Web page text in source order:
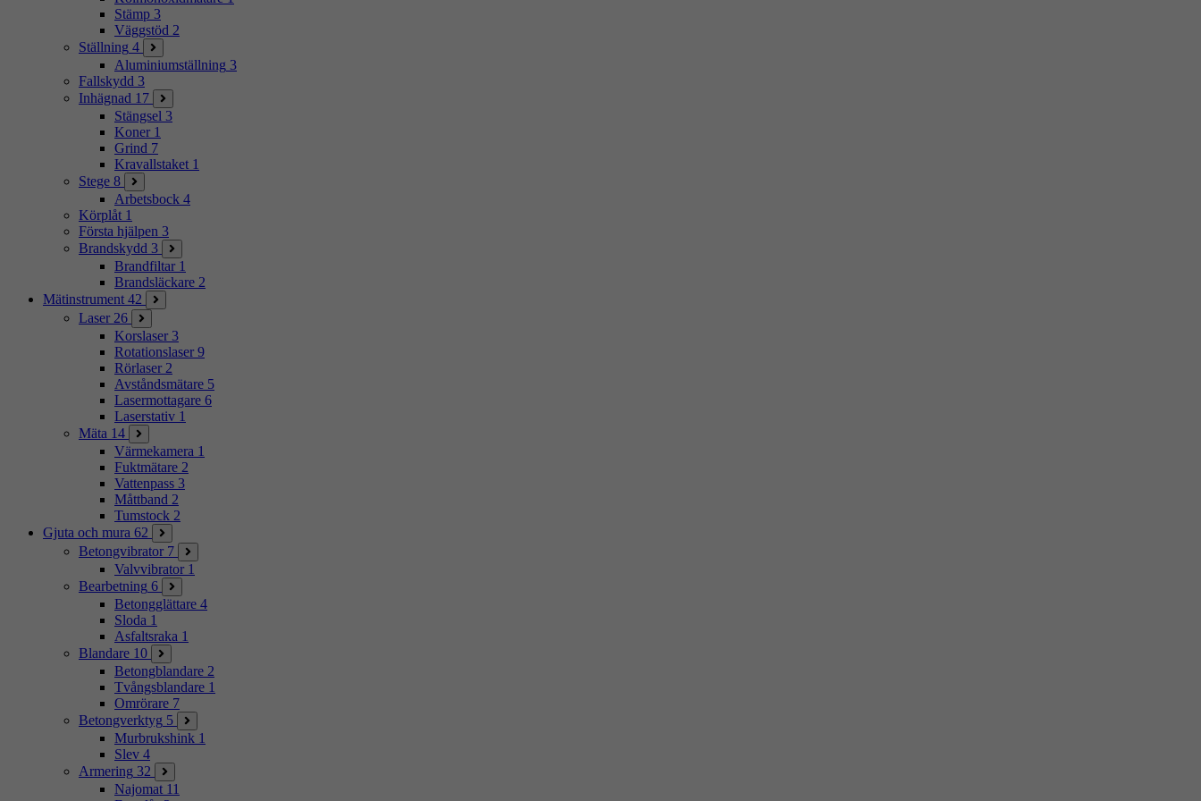
Stämp 3
Väggstöd 2
Ställning 4
Aluminiumställning 3
Fallskydd 3
Inhägnad 17
Stängsel 3
Koner 1
Grind 7
Kravallstaket 1
Stege 8
Arbetsbock 4
Körplåt 1
Första hjälpen 3
Brandskydd 3
Brandfiltar 1
Brandsläckare 2
Mätinstrument 42
Laser 26
Korslaser 3
Rotationslaser 9
Rörlaser 2
Avståndsmätare 5
Lasermottagare 6
Laserstativ 1
Mäta 14
Värmekamera 1
Fuktmätare 2
Vattenpass 3
Måttband 2
Tumstock 2
Gjuta och mura 62
Betongvibrator 7
Valvvibrator 1
Bearbetning 6
Betongglättare 4
Sloda 1
Asfaltsraka 1
Blandare 10
Betongblandare 2
Tvångsblandare 1
Omrörare 7
Betongverktyg 5
Murbrukshink 1
Slev 4
Armering 32
Najomat 11